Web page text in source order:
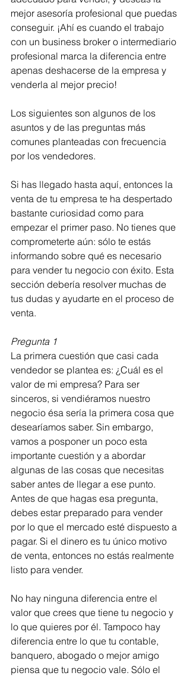
mejor asesoría profesional que puedas
conseguir. ¡Ahí es cuando el trabajo
con un business broker o intermediario
profesional marca la diferencia entre
apenas deshacerse de la empresa y
venderla al mejor precio!
Los siguientes son algunos de los
asuntos y de las preguntas más
comunes planteadas con frecuencia
por los vendedores.
Si has llegado hasta aquí, entonces la
venta de tu empresa te ha despertado
bastante curiosidad como para
empezar el primer paso. No tienes que
comprometerte aún: sólo te estás
informando sobre qué es necesario
para vender tu negocio con éxito. Esta
sección debería resolver muchas de
tus dudas y ayudarte en el proceso de
venta.
Pregunta 1
La primera cuestión que casi cada
vendedor se plantea es: ¿Cuál es el
valor de mi empresa? Para ser
sinceros, si vendiéramos nuestro
negocio ésa sería la primera cosa que
desearíamos saber. Sin embargo,
vamos a posponer un poco esta
importante cuestión y a abordar
algunas de las cosas que necesitas
saber antes de llegar a ese punto.
Antes de que hagas esa pregunta,
debes estar preparado para vender
por lo que el mercado esté dispuesto a
pagar. Si el dinero es tu único motivo
de venta, entonces no estás realmente
listo para vender.
No hay ninguna diferencia entre el
valor que crees que tiene tu negocio y
lo que quieres por él. Tampoco hay
diferencia entre lo que tu contable,
banquero, abogado o mejor amigo
piensa que tu negocio vale. Sólo el